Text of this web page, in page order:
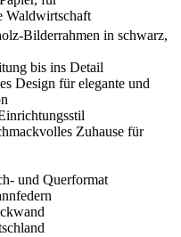
Waldwirtschaft
Bilderrahmen in schwarz,
bis ins Detail
Design für elegante und
Zuhause für
und Querformat